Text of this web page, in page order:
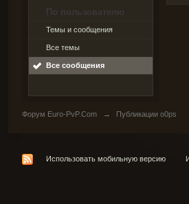
По пользователю
Темы и сообщения
Все темы
Все сообщения
Форум Euro-PvP.Com → Публикации o0ps
Использовать мобильную версию